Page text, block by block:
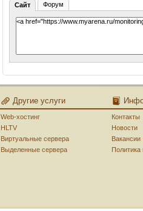
Сайт Форум
Другие услуги
Web-хостинг
HLTV
Виртуальные сервера
Выделенные сервера
Контакты
Новости
Вакансии
Политика